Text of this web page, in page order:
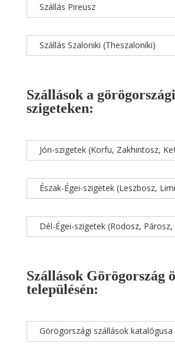
Szállás Pireusz
Szállás Szaloniki (Theszaloníki)
Szállások a görögországi
szigeteken:
Jón-szigetek (Korfu, Zakhintosz,
Észak-Égei-szigetek (Leszbosz,
Dél-Égei-szigetek (Rodosz,
Szállások Görögország
településén:
Görögországi szállások katalógusa